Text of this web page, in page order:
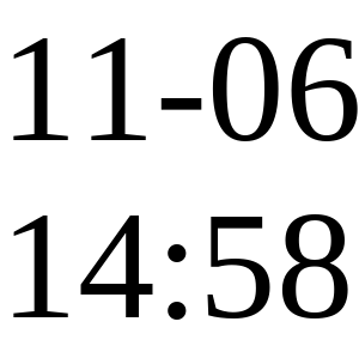
11-06
14:58